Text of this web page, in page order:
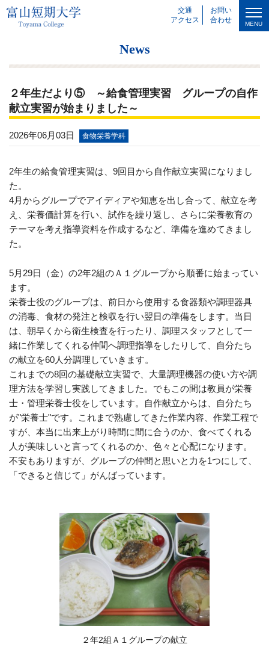
交通
アクセス
お問い
合わせ
MENU
News
２年生だより⑤ ～給食管理実習 グループの自作
献立実習が始まりました～
2026年06月03日 食物栄養学科
2年生の給食管理実習は、 9回目から自作献立実習になりまし
た。
4月からグループでアイディアや知恵を出し合って、献立を考
え、栄養価計算を行い、試作を繰り返し、さらに栄養教育の
テーマを考え指導資料を作成するなど、準備を進めてきまし
た。
5月 29日（金）の2年2組のＡ１グループから順番に始まってい
ます。
栄養士役のグループは、前日から使用する食器類や調理器具
の消毒、食材の発注と検収を行い翌日の準備をします。当日
は、朝早くから衛生検査を行ったり、調理スタッフとして一
緒に作業してくれる仲間へ調理指導をしたりして、自分たち
の献立を60人分調理していきます。
これまでの8回の基礎献立実習で、大量調理機器の使い方や調
理方法を学習し実践してきました。でもこの間は教員が栄養
士・管理栄養士役をしています。自作献立からは、自分たち
が"栄養士"です。これまで熟慮してきた作業内容、作業工程で
すが、本当に出来上がり時間に間に合うのか、食べてくれる
人が美味しいと言ってくれるのか、色々と心配になります。
不安もありますが、グループの仲間と思いと力を1つにして、
「できると信じて」がんばっています。
２年2組Ａ１グループの献立